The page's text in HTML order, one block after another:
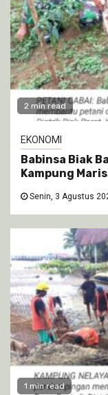
2 min read
EKONOMI
Babinsa Biak
Kampung
Senin, 3 Agustus
1 min read